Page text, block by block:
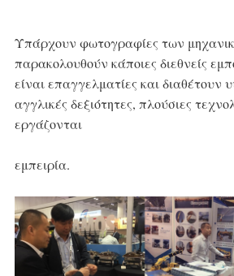
Υπάρχουν φωτογραφίες των
παρακολουθούν κάποιες διεθνείς
είναι επαγγελματίες και διαθέτουν
αγγλικές δεξιότητες, πλούσιες
εργάζονται
εμπειρία.